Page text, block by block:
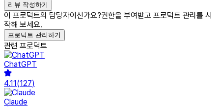
리뷰 작성하기
이 프로덕트의 담당자이신가요?권한을 부여받고 프로덕트 관리를 시
작해 보세요.
프로덕트 관리하기
관련 프로덕트
ChatGPT
4.11(127)
Claude